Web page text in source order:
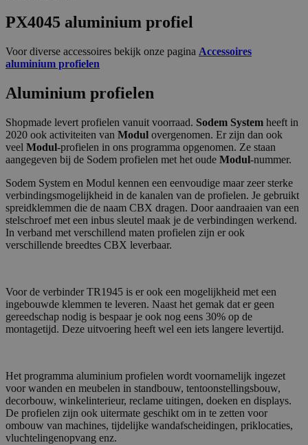
PX4045 aluminium profiel
Voor diverse accessoires bekijk onze pagina Accessoires
aluminium profielen
Aluminium profielen
Shopmade levert profielen vanuit voorraad. Sodem System heeft in
2020 ook activiteiten van Modul overgenomen. Er zijn dan ook
veel Modul-profielen in ons programma opgenomen. Ze staan
aangegeven bij de Sodem profielen met het oude Modul-nummer.
Sodem System en Modul kennen een eenvoudige maar zeer sterke
verbindingsmogelijkheid in de kanalen van de profielen. Je gebruikt
spreidklemmen die de naam CBX dragen. Door aandraaien van een
stelschroef met een inbus sleutel maak je de verbindingen werkend.
In verband met verschillend maten profielen zijn er ook
verschillende breedtes CBX leverbaar.
Voor de verbinder TR1945 is er ook een mogelijkheid met een
ingebouwde klemmen te leveren. Naast het gemak dat er geen
gereedschap nodig is bespaar je ook nog eens 30% op de
montagetijd. Deze uitvoering heeft wel een iets langere levertijd.
Het programma aluminium profielen wordt voornamelijk ingezet
voor wanden en meubelen in standbouw, tentoonstellingsbouw,
decorbouw, winkelinterieur, reclame uitingen, doeken en displays.
De profielen zijn ook uitermate geschikt om in te zetten voor
ombouw van machines, tijdelijke wandafscheidingen, priklocaties,
vluchtelingenopvang enz.